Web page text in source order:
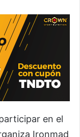
en el
Ironmad